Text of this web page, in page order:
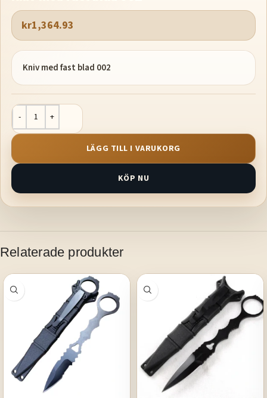
kr1,364.93
Kniv med fast blad 002
LÄGG TILL I VARUKORG
KÖP NU
Relaterade produkter